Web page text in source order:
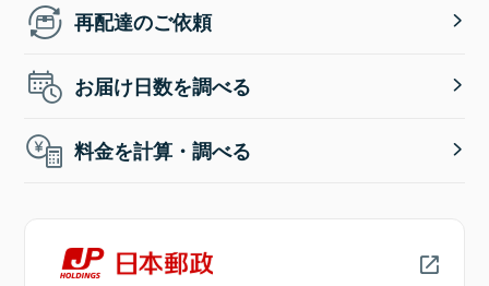
再配達のご依頼
お届け日数を調べる
料金を計算・調べる